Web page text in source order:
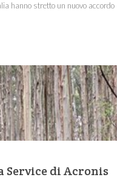
hanno stretto un nuovo accordo
Service di Acronis